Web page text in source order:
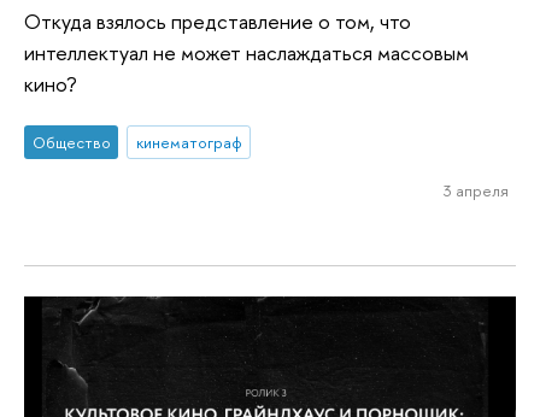
Откуда взялось представление о том, что
интеллектуал не может наслаждаться массовым
кино?
Общество кинематограф
3 апреля